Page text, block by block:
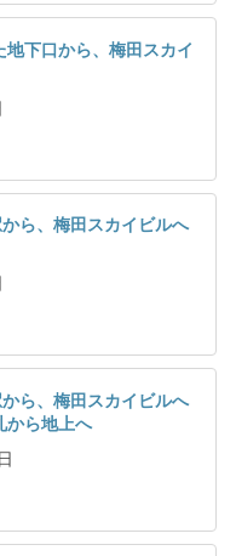
下口から、梅田スカイ
ら、梅田スカイビルへ
ら、梅田スカイビルへ
から地上へ